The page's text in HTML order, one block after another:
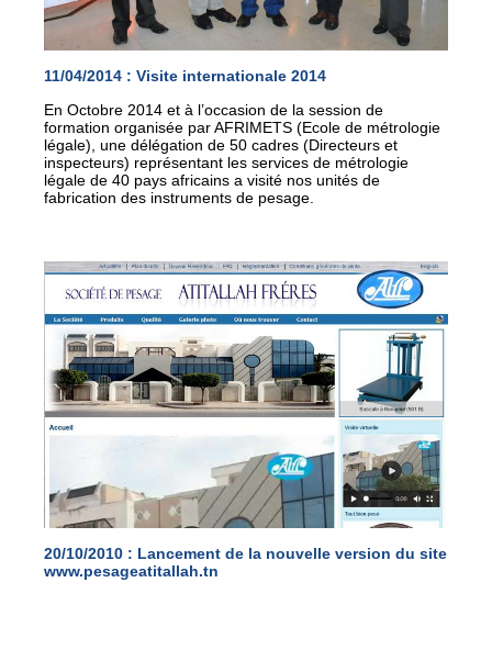
11/04/2014 : Visite internationale 2014
En Octobre 2014 et à l’occasion de la session de
formation organisée par AFRIMETS (Ecole de métrologie
légale), une délégation de 50 cadres (Directeurs et
inspecteurs) représentant les services de métrologie
légale de 40 pays africains a visité nos unités de
fabrication des instruments de pesage.
20/10/2010 : Lancement de la nouvelle version du site
www.pesageatitallah.tn